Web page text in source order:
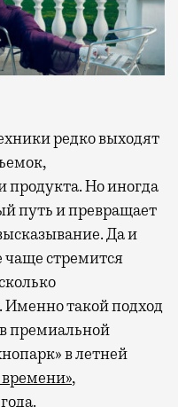
Но иногда
путь и превращает
Да и
чаще стремится
такой подход
премиальной
в летней
времени»,